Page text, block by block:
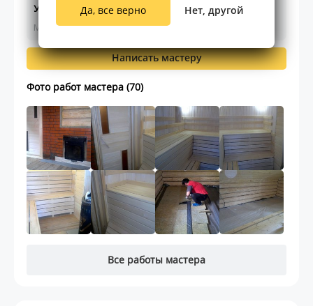
Услуги и цены
Мастер ещё не указал цены на работы
Написать мастеру
Фото работ мастера (70)
Все работы мастера
Да, все верно Нет, другой